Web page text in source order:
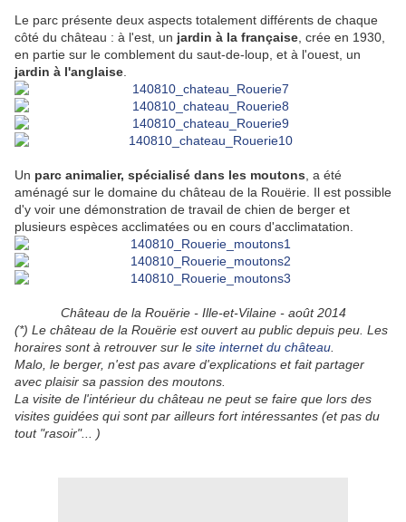
Le parc présente deux aspects totalement différents de chaque
côté du château : à l'est, un jardin à la française , crée en 1930,
en partie sur le comblement du saut-de-loup, et à l'ouest, un
jardin à l'anglaise
Un parc animalier, spécialisé dans les moutons , a été
aménagé sur le domaine du château de la Rouërie. Il est possible
d'y voir une démonstration de travail de chien de berger et
plusieurs espèces acclimatées ou en cours d'acclimatation.
Château de la Rouërie - Ille-et-Vilaine - août 2014
(*) Le château de la Rouërie est ouvert au public depuis peu. Les
horaires sont à retrouver sur le site internet du château
Malo, le berger, n'est pas avare d'explications et fait partager
avec plaisir sa passion des moutons.
La visite de l'intérieur du château ne peut se faire que lors des
visites guidées qui sont par ailleurs fort intéressantes (et pas du
tout "rasoir"... )